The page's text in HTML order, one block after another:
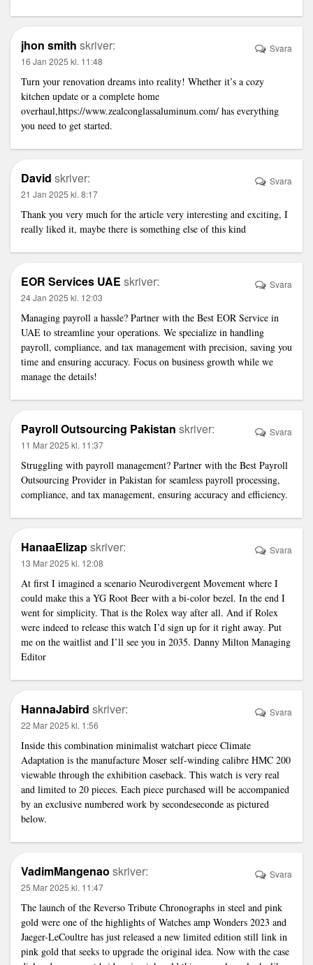
jhon smith skriver:
16 Jan 2025 kl. 11:48
Turn your renovation dreams into reality! Whether it’s a cozy
kitchen update or a complete home
overhaul,https://www.zealconglassaluminum.com/ has everything
you need to get started.
Svara
David skriver:
21 Jan 2025 kl. 8:17
Thank you very much for the article very interesting and exciting, I
really liked it, maybe there is something else of this kind
Svara
EOR Services UAE skriver:
24 Jan 2025 kl. 12:03
Managing payroll a hassle? Partner with the Best EOR Service in
UAE to streamline your operations. We specialize in handling
payroll, compliance, and tax management with precision, saving you
time and ensuring accuracy. Focus on business growth while we
manage the details!
Svara
Payroll Outsourcing Pakistan skriver:
11 Mar 2025 kl. 11:37
Struggling with payroll management? Partner with the Best Payroll
Outsourcing Provider in Pakistan for seamless payroll processing,
compliance, and tax management, ensuring accuracy and efficiency.
Svara
HanaaElizapskriver:
13 Mar 2025 kl. 12:08
At first I imagined a scenario Neurodivergent Movement where I
could make this a YG Root Beer with a bi-color bezel. In the end I
went for simplicity. That is the Rolex way after all. And if Rolex
were indeed to release this watch I’d sign up for it right away. Put
me on the waitlist and I’ll see you in 2035. Danny Milton Managing
Editor
Svara
HannaJabird skriver:
22 Mar 2025 kl. 1:56
Inside this combination minimalist watchart piece Climate
Adaptation is the manufacture Moser self-winding calibre HMC 200
viewable through the exhibition caseback. This watch is very real
and limited to 20 pieces. Each piece purchased will be accompanied
by an exclusive numbered work by secondeseconde as pictured
below.
Svara
VadimMangenao skriver:
25 Mar 2025 kl. 11:47
The launch of the Reverso Tribute Chronographs in steel and pink
gold were one of the highlights of Watches amp Wonders 2023 and
Jaeger-LeCoultre has just released a new limited edition still link in
pink gold that seeks to upgrade the original idea. Now with the case
Svara